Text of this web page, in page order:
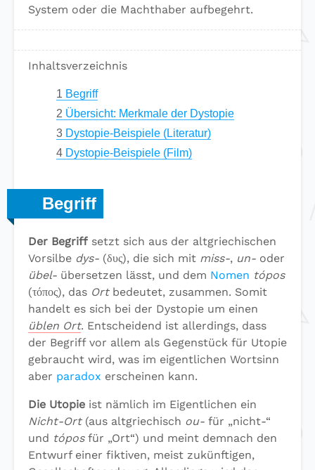
System oder die Machthaber aufbegehrt.
Inhaltsverzeichnis
1 Begriff
2 Übersicht: Merkmale der Dystopie
3 Dystopie-Beispiele (Literatur)
4 Dystopie-Beispiele (Film)
Begriff
Der Begriff setzt sich aus der altgriechischen
Vorsilbe dys- (δυς), die sich mit miss-, un- oder
übel- übersetzen lässt, und dem Nomen tópos
(τόπος), das Ortbedeutet, zusammen. Somit
handelt es sich bei der Dystopie um einen
üblen Ort. Entscheidend ist allerdings, dass
der Begriff vor allem als Gegenstück für Utopie
gebraucht wird, was im eigentlichen Wortsinn
aber paradox erscheinen kann.
Die Utopie ist nämlich im Eigentlichen ein
Nicht-Ort(aus altgriechisch ou- für „nicht-“
und tóposfür „Ort“) und meint demnach den
Entwurf einer fiktiven, meist zukünftigen,